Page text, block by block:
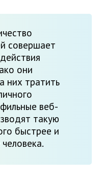
совершает
они
них тратить
веб-
такую
быстрее и